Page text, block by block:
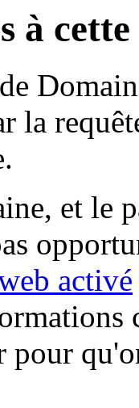
à
la
et le
activé
pour